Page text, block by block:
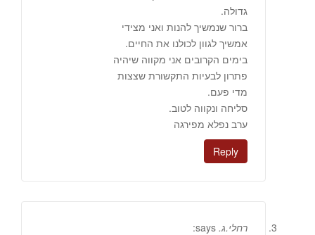
גדולה.
ברור שנמשיך להנות ואני מצידי
אמשיך לגוון לכולנו את החיים.
בימים הקרובים אני מקווה שיהיה
פתרון לבעיות התקשורת שצצות
מדי פעם.
סליחה ונקווה לטוב.
ערב נפלא מפירגה
Reply
רחלי.ג. says: